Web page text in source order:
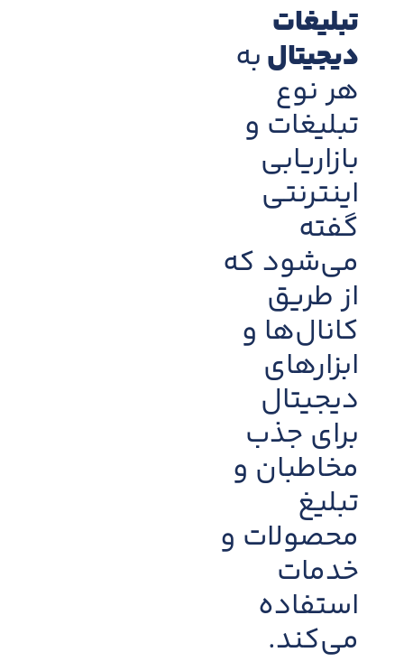
تبلیغات
دیجیتالبه
هر نوع
تبلیغات و
بازاریابی
اینترنتی
گفته
می‌شود که
از طریق
کانال‌ها و
ابزارهای
دیجیتال
برای جذب
مخاطبان و
تبلیغ
محصولات و
خدمات
استفاده
می‌کند.